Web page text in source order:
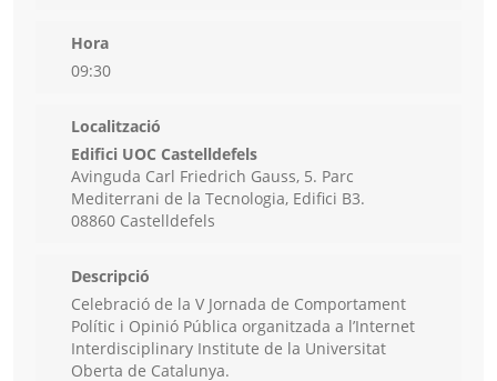
Hora
09:30
Localització
Edifici UOC Castelldefels
Avinguda Carl Friedrich Gauss, 5. Parc
Mediterrani de la Tecnologia, Edifici B3.
08860 Castelldefels
Descripció
Celebració de la V Jornada de Comportament
Polític i Opinió Pública organitzada a l’Internet
Interdisciplinary Institute de la Universitat
Oberta de Catalunya.